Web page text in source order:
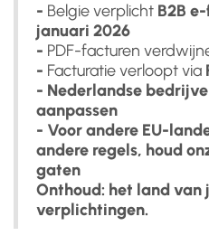
- Belgie verplicht B2B
januari 2026
- PDF-facturen
- Facturatie verloopt via
- Nederlandse
aanpassen
- Voor andere EU-
andere regels, houd
gaten
Onthoud: het land
verplichtingen.